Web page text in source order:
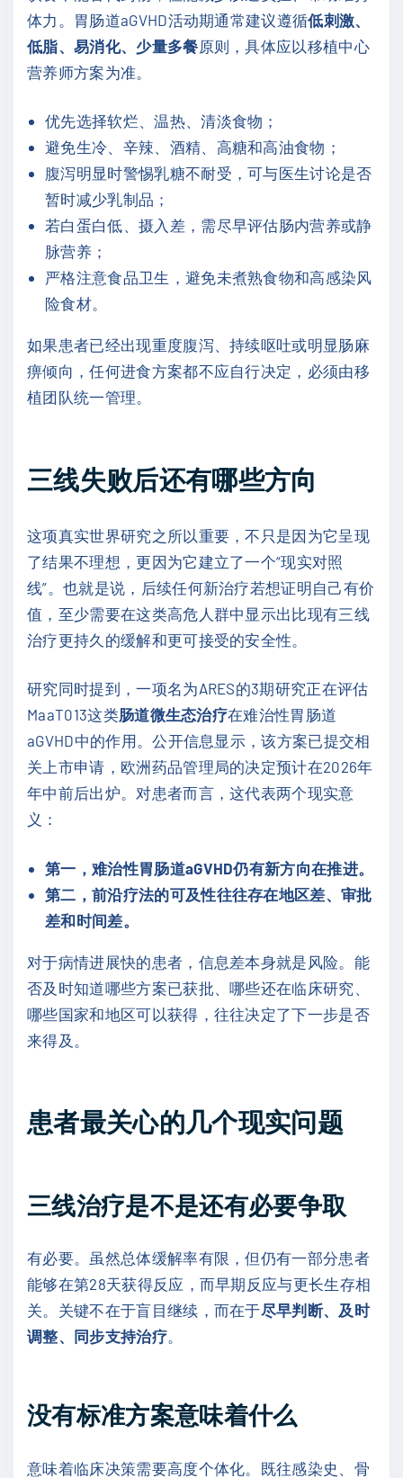
体力。胃肠道aGVHD活动期通常建议遵循低刺激、
低脂、易消化、少量多餐原则，具体应以移植中心
营养师方案为准。
优先选择软烂、温热、清淡食物；
避免生冷、辛辣、酒精、高糖和高油食物；
腹泻明显时警惕乳糖不耐受，可与医生讨论是否
暂时减少乳制品；
若白蛋白低、摄入差，需尽早评估肠内营养或静
脉营养；
严格注意食品卫生，避免未煮熟食物和高感染风
险食材。
如果患者已经出现重度腹泻、持续呕吐或明显肠麻
痹倾向，任何进食方案都不应自行决定，必须由移
植团队统一管理。
三线失败后还有哪些方向
这项真实世界研究之所以重要，不只是因为它呈现
了结果不理想，更因为它建立了一个“现实对照
线”。也就是说，后续任何新治疗若想证明自己有价
值，至少需要在这类高危人群中显示出比现有三线
治疗更持久的缓解和更可接受的安全性。
研究同时提到，一项名为ARES的3期研究正在评估
MaaT013这类肠道微生态治疗在难治性胃肠道
aGVHD中的作用。公开信息显示，该方案已提交相
关上市申请，欧洲药品管理局的决定预计在2026年
年中前后出炉。对患者而言，这代表两个现实意
义：
第一，难治性胃肠道aGVHD仍有新方向在推进。
第二，前沿疗法的可及性往往存在地区差、审批
差和时间差。
对于病情进展快的患者，信息差本身就是风险。能
否及时知道哪些方案已获批、哪些还在临床研究、
哪些国家和地区可以获得，往往决定了下一步是否
来得及。
患者最关心的几个现实问题
三线治疗是不是还有必要争取
有必要。虽然总体缓解率有限，但仍有一部分患者
能够在第28天获得反应，而早期反应与更长生存相
关。关键不在于盲目继续，而在于尽早判断、及时
调整、同步支持治疗。
没有标准方案意味着什么
意味着临床决策需要高度个体化。既往感染史、骨